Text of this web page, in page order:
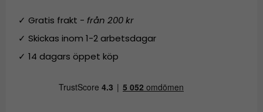
✓ Gratis frakt -från 200 kr
✓ Skickas inom 1-2 arbetsdagar
✓ 14 dagars öppet köp